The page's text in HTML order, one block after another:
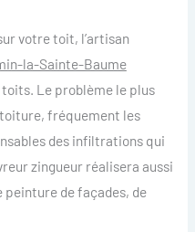
votre toit, l’artisan
la-Sainte-Baume
toits. Le problème le plus
fréquement les
des infiltrations qui
zingueur réalisera aussi
peinture de façades, de